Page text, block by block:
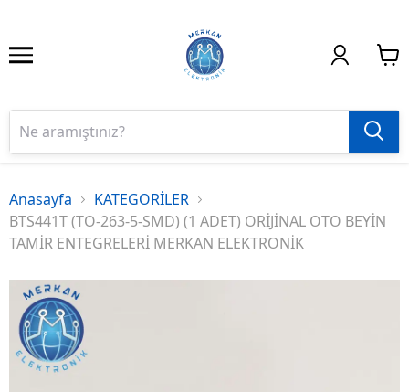
Anasayfa
KATEGORİLER
BTS441T (TO-263-5-SMD) (1 ADET) ORİJİNAL OTO BEYİN
TAMİR ENTEGRELERİ MERKAN ELEKTRONİK